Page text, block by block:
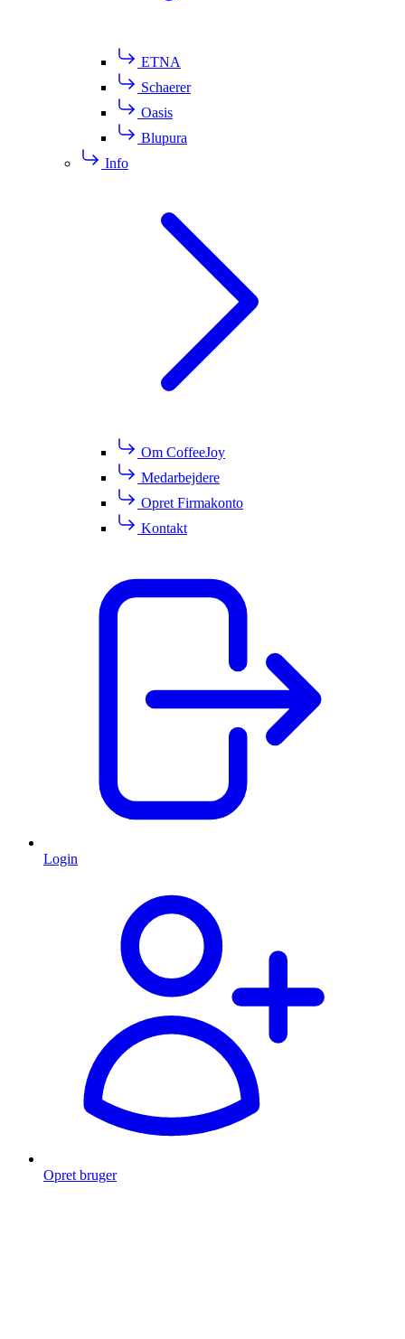
ETNA
Schaerer
Oasis
Blupura
Info
Om CoffeeJoy
Medarbejdere
Opret Firmakonto
Kontakt
Login
Opret bruger